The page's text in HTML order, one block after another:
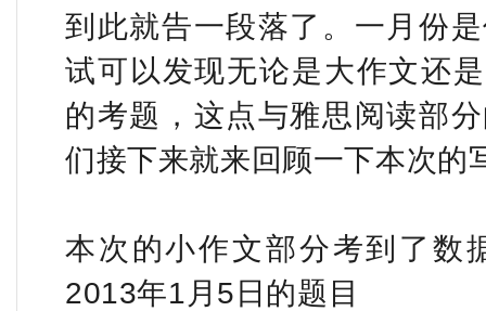
到此就告一段落了。一月份
试可以发现无论是大作文还
的考题，这点与雅思阅读部
们接下来就来回顾一下本次的
本次的小作文部分考到了数
2013年1月5日的题目